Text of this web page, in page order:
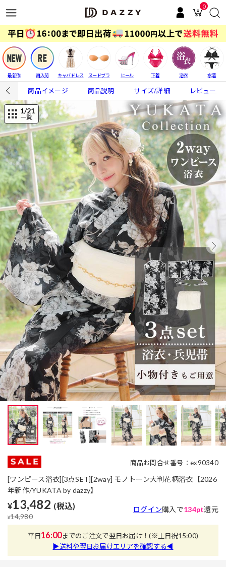
0
最新作 再入荷 キャバドレス ヌードブラ ヒール 下着 浴衣 水着
商品イメージ 商品説明 サイズ/詳細 レビュー
1/21
一覧
商品お問合せ番号：ex90340
[ワンピース浴衣][3点SET][2way] モノトーン大判花柄浴衣【2026
年新作/YUKATA by dazzy】
¥13,482 (税込)
¥14,980
ログイン購入で134pt還元
平日16:00までのご注文で翌日お届け！(※土日祝15:00)
▶送料や翌日お届けエリアを確認する◀